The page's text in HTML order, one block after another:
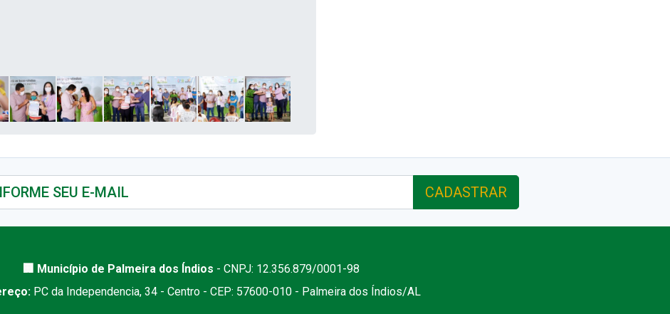
CADASTRAR
🏢 Município de Palmeira dos Índios - CNPJ: 12.356.879/0001-98
PC da Independencia, 34 - Centro - CEP: 57600-010 - Palmeira dos Índios/AL